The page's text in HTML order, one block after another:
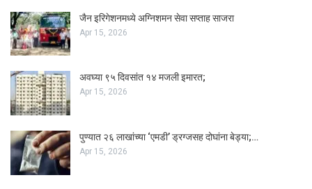
जैन इरिगेशनमध्ये अग्निशमन सेवा सप्ताह साजरा
Apr 15, 2026
अवघ्या ९५ दिवसांत १४ मजली इमारत;
Apr 15, 2026
पुण्यात २६ लाखांच्या ‘एमडी’ ड्रग्जसह दोघांना बेड्या;…
Apr 15, 2026